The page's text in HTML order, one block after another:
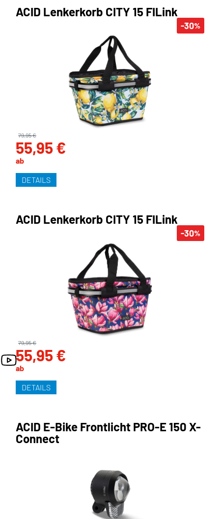
-30%
ACID Lenkerkorb CITY 15 FILink
ab
55,95 €
79,95 €
DETAILS
-30%
ACID Lenkerkorb CITY 15 FILink
ab
55,95 €
79,95 €
DETAILS
ACID E-Bike Frontlicht PRO-E 150 X-
Connect